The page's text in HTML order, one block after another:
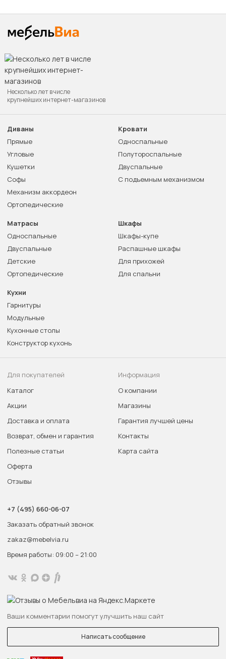
Несколько лет в числе
крупнейших интернет-магазинов
Диваны
Прямые
Угловые
Кушетки
Софы
Механизм аккордеон
Ортопедические
Кровати
Односпальные
Полутороспальные
Двуспальные
С подъемным механизмом
Матрасы
Односпальные
Двуспальные
Детские
Ортопедические
Шкафы
Шкафы-купе
Распашные шкафы
Для прихожей
Для спальни
Кухни
Гарнитуры
Модульные
Кухонные столы
Конструктор кухонь
Для покупателей
Каталог
Акции
Доставка и оплата
Возврат, обмен и гарантия
Полезные статьи
Оферта
Отзывы
Информация
О компании
Магазины
Гарантия лучшей цены
Контакты
Карта сайта
+7 (495) 660-06-07
Заказать обратный звонок
zakaz@mebelvia.ru
Время работы: 09:00 – 21:00
Ваши комментарии помогут улучшить наш сайт
Написать сообщение